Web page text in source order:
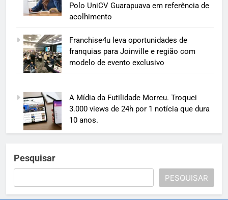
Polo UniCV Guarapuava em referência de
acolhimento
Franchise4u leva oportunidades de
franquias para Joinville e região com
modelo de evento exclusivo
A Mídia da Futilidade Morreu. Troquei
3.000 views de 24h por 1 notícia que dura
10 anos.
Pesquisar
PESQUISAR